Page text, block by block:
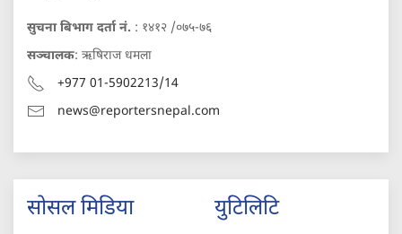
सुचना बिभाग दर्ता नं. : १४१२ /०७५-७६
सञ्चालक: ऋषिराज धमला
+977 01-5902213/14
news@reportersnepal.com
सोसल मिडिया युटिलिटि